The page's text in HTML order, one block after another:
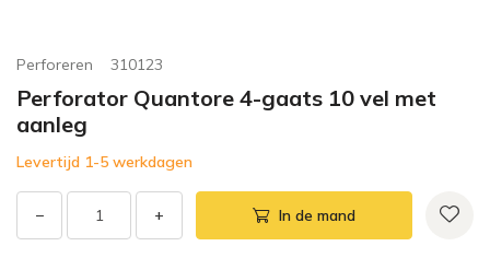
Perforeren 310123
Perforator Quantore 4-gaats 10 vel met
aanleg
Levertijd 1-5 werkdagen
− + In de mand